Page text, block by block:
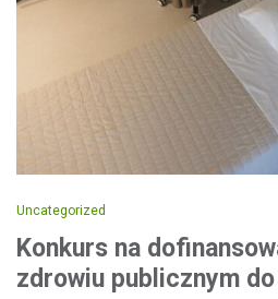
Uncategorized
Konkurs na
zdrowiu publicznym